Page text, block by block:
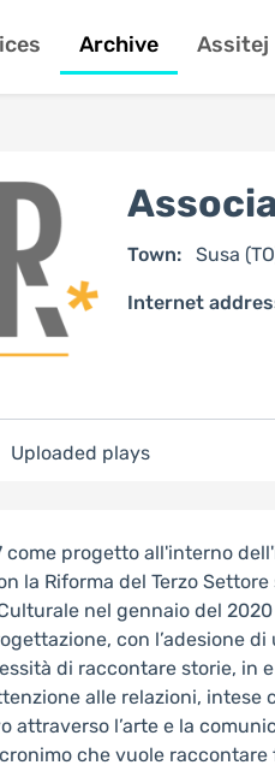
Archive Assitej
Town: Susa
Internet
Uploaded plays
come progetto all'interno
la Riforma del Terzo Settore
nel gennaio del
con l’adesione
di raccontare storie, in
alle relazioni, intese
attraverso l’arte e la
che vuole